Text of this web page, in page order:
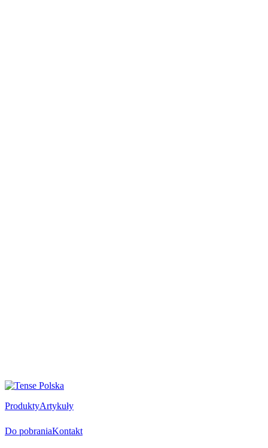
ProduktyArtykuły
Do pobraniaKontakt